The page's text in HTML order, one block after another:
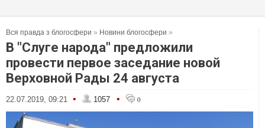
Вся правда з блогосфери » Новини блогосфери »
В "Слуге народа" предложили
провести первое заседание новой
Верховной Рады 24 августа
22.07.2019, 09:21 • 1057 • 0